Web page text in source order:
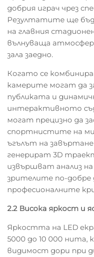
добрия играч чрез
Резултатите ще
на главния
вълнуваща
зала заедно.
Когато се
камерите могат да
публиката и
интерактивното
могат прецизно да
спортнистите на
ъгълът на завъртане
генерират 3D
извършват анализ
зрителите по-добре
професионалните
2.2 Висока яркост и
Яркостта на LED
5000 до 10 000 нита,
видимост дори при